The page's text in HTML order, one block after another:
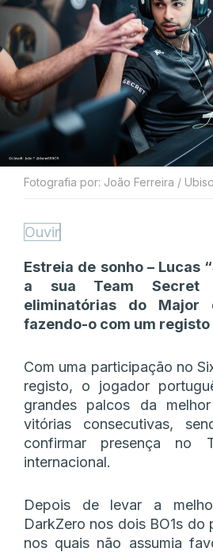
Fotografia por: João Ferreira /
Ouvir
Estreia de sonho – Lucas
a sua Team
eliminatórias do Major
fazendo-o com um
Com uma participação no
registo, o jogador
grandes palcos da
vitórias consecutivas,
confirmar presença
internacional.
Depois de levar a
DarkZero nos dois BO1s do
nos quais não assumia